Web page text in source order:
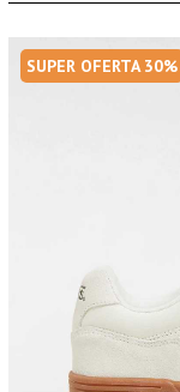
SUPER OFERTA 30%